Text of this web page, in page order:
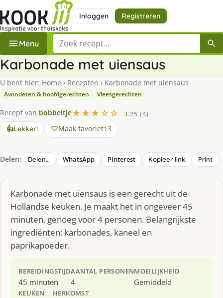
Inloggen Registreren
Menu Zoek een recept
Karbonade met uiensaus
U bent hier: Home › Recepten › Karbonade met uiensaus
Avondeten & hoofdgerechten Vleesgerechten
Recept van bobbeltje★★★☆☆
3.25 (4)
👍Lekker! Maak favoriet13
Delen: Delen… WhatsApp Pinterest Kopieer link Print
Karbonade met uiensaus is een gerecht uit de
Hollandse keuken. Je maakt het in ongeveer 45
minuten, genoeg voor 4 personen. Belangrijkste
ingrediënten: karbonades, kaneel en
paprikapoeder.
BEREIDINGSTIJD
45 minuten
AANTAL PERSONEN
4
MOEILIJKHEID
Gemiddeld
KEUKEN HERKOMST